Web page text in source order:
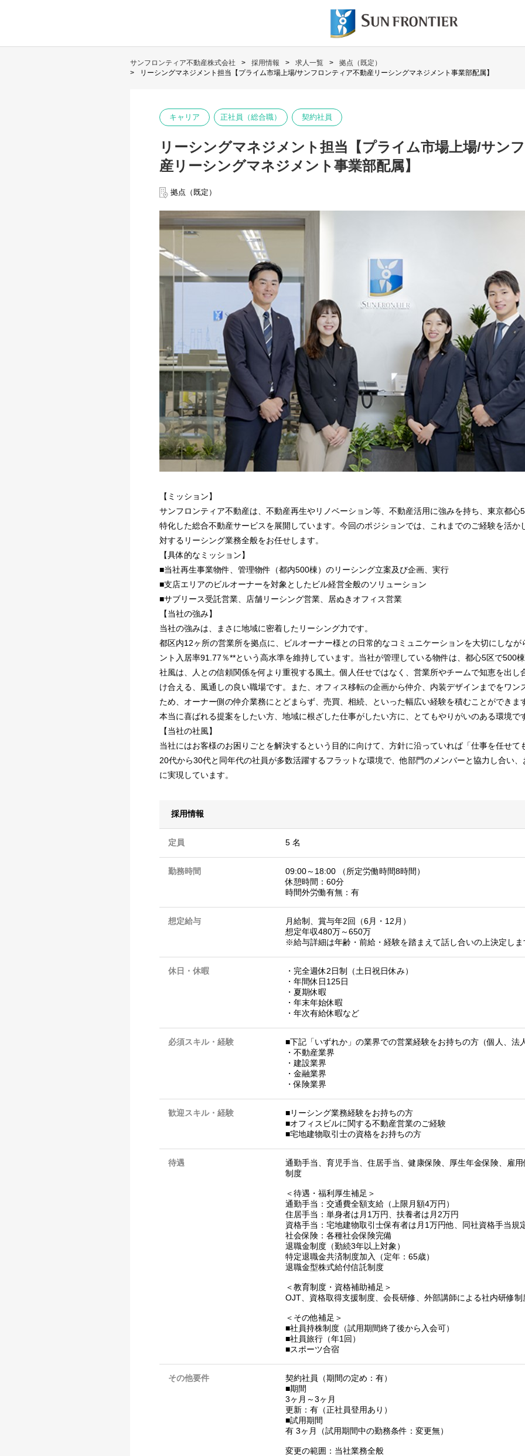
サンフロンティア不動産株式会社 採用情報 求人一覧
拠点（既定）
リーシングマネジメント担当【プライム市場上場/サンフロンティア不動産リーシングマネジメント事業部配属】
キャリア 正社員（総合職） 契約社員
リーシングマネジメント担当【プライム市場上場/サン
産リーシングマネジメント事業部配属】
拠点（既定）
【ミッション】
サンフロンティア不動産は、不動産再生やリノベーション等、不動産活用に強みを持ち、東京都心
特化した総合不動産サービスを展開しています。今回のポジションでは、これまでのご経験を活か
対するリーシング業務全般をお任せします。
【具体的なミッション】
■当社再生事業物件、管理物件（都内500棟）のリーシング立案及び企画、実行
■支店エリアのビルオーナーを対象としたビル経営全般のソリューション
■サブリース受託営業、店舗リーシング営業、居ぬきオフィス営業
【当社の強み】
当社の強みは、まさに地域に密着したリーシング力です。
都区内12ヶ所の営業所を拠点に、ビルオーナー様との日常的なコミュニケーションを大切にしなが
ント入居率91.77％**という高水準を維持しています。当社が管理している物件は、都心5区で500棟
社風は、人との信頼関係を何より重視する風土。個人任せではなく、営業所やチームで知恵を出し
け合える、風通しの良い職場です。また、オフィス移転の企画から仲介、内装デザインまでをワン
ため、オーナー側の仲介業務にとどまらず、売買、相続、といった幅広い経験を積むことができま
本当に喜ばれる提案をしたい方、地域に根ざした仕事がしたい方に、とてもやりがいのある環境で
【当社の社風】
当社にはお客様のお困りごとを解決するという目的に向けて、方針に沿っていれば「仕事を任せて
20代から30代と同年代の社員が多数活躍するフラットな環境で、他部門のメンバーと協力し合い
に実現しています。
採用情報
定員 5 名
勤務時間
09:00～18:00 （所定労働時間8時間）
休憩時間：60分
時間外労働有無：有
想定給与
月給制、賞与年2回（6月・12月）
想定年収480万～650万
※給与詳細は年齢・前給・経験を踏まえて話し合いの上決定しま
休日・休暇
・完全週休2日制（土日祝日休み）
・年間休日125日
・夏期休暇
・年末年始休暇
・年次有給休暇など
必須スキル・経験
■下記「いずれか」の業界での営業経験をお持ちの方（個人、法
・不動産業界
・建設業界
・金融業界
・保険業界
歓迎スキル・経験
■リーシング業務経験をお持ちの方
■オフィスビルに関する不動産営業のご経験
■宅地建物取引士の資格をお持ちの方
待遇
通勤手当、育児手当、住居手当、健康保険、厚生年金保険、雇
制度
＜待遇・福利厚生補足＞
通勤手当：交通費全額支給（上限月額4万円）
住居手当：単身者は月1万円、扶養者は月2万円
資格手当：宅地建物取引士保有者は月1万円他、同社資格手当規
社会保険：各種社会保険完備
退職金制度（勤続3年以上対象）
特定退職金共済制度加入（定年：65歳）
退職金型株式給付信託制度
＜教育制度・資格補助補足＞
OJT、資格取得支援制度、会長研修、外部講師による社内研修
＜その他補足＞
■社員持株制度（試用期間終了後から入会可）
■社員旅行（年1回）
■スポーツ合宿
その他要件
契約社員（期間の定め：有）
■期間
3ヶ月～3ヶ月
更新：有（正社員登用あり）
■試用期間
有 3ヶ月（試用期間中の勤務条件：変更無）
変更の範囲：当社業務全般